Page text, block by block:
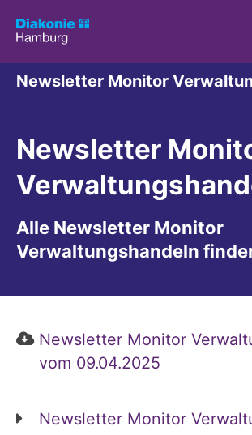
Newsletter Monitor
Newsletter
Alle Newsletter Monitor
Verwaltungshandeln
Newsletter Monitor
vom 09.04.2025
Newsletter Monitor